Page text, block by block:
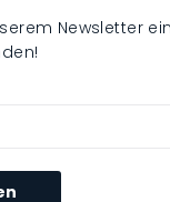
Newsletter